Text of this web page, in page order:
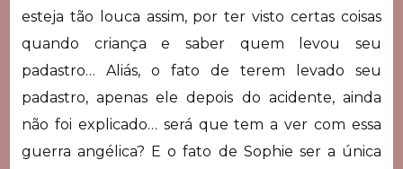
esteja tão louca assim, por ter visto certas coisas
quando criança e saber quem levou seu
padastro… Aliás, o fato de terem levado seu
padastro, apenas ele depois do acidente, ainda
não foi explicado… será que tem a ver com essa
guerra angélica? E o fato de Sophie ser a única